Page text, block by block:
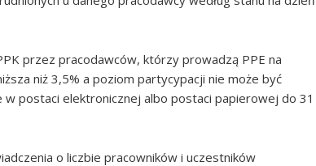
przez pracodawców, którzy prowadzą PPE na
niż 3,5% a poziom partycypacji nie może być
postaci elektronicznej albo postaci papierowej do 31
o liczbie pracowników i uczestników